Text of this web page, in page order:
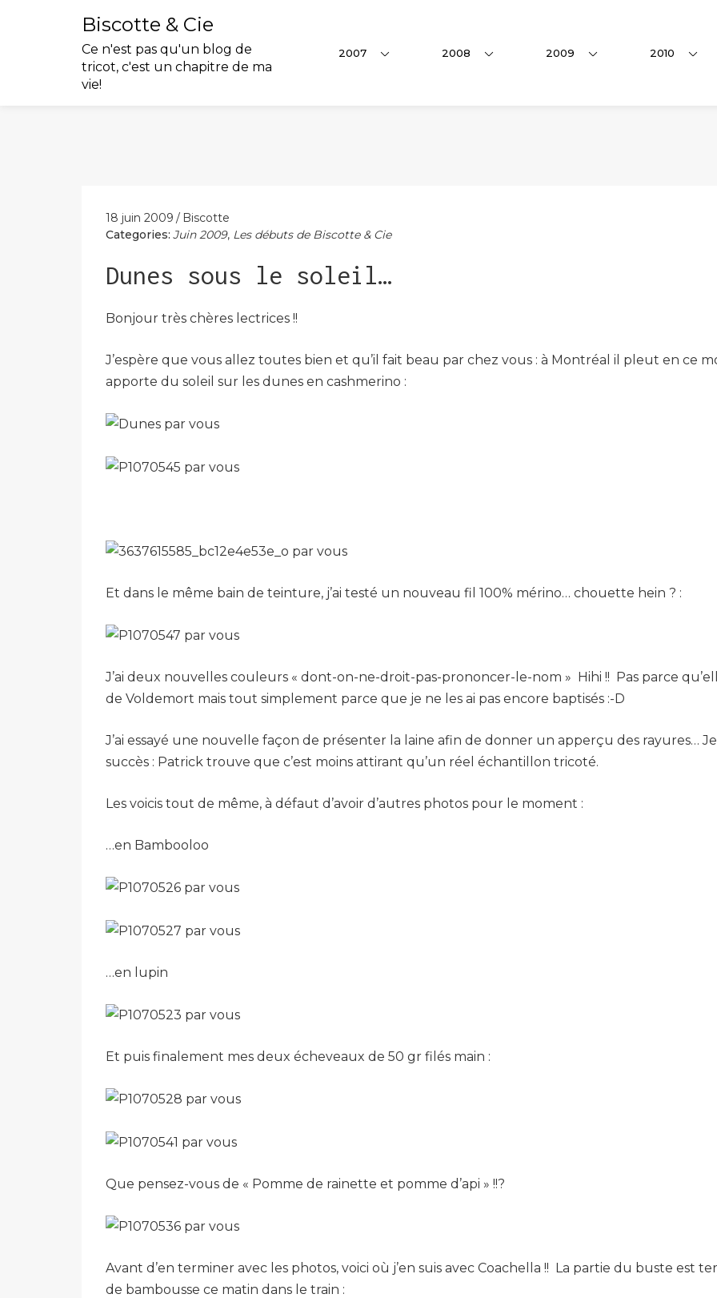
Biscotte & Cie
Ce n'est pas qu'un blog de
tricot, c'est un chapitre de ma
vie!
2007 2008 2009 2010
18 juin 2009
Biscotte
Categories: Juin 2009, Les débuts de Biscotte & Cie
Dunes sous le soleil…
Bonjour très chères lectrices !!
J’espère que vous allez toutes bien et qu’il fait beau par chez vous : à Montréal il pleut en ce
apporte du soleil sur les dunes en cashmerino :
Et dans le même bain de teinture, j’ai testé un nouveau fil 100% mérino… chouette hein ? :
J’ai deux nouvelles couleurs « dont-on-ne-droit-pas-prononcer-le-nom » Hihi !! Pas parce
de Voldemort mais tout simplement parce que je ne les ai pas encore baptisés :-D
J’ai essayé une nouvelle façon de présenter la laine afin de donner un apperçu des rayures…
succès : Patrick trouve que c’est moins attirant qu’un réel échantillon tricoté.
Les voicis tout de même, à défaut d’avoir d’autres photos pour le moment :
…en Bambooloo
…en lupin
Et puis finalement mes deux écheveaux de 50 gr filés main :
Que pensez-vous de « Pomme de rainette et pomme d’api » !!?
Avant d’en terminer avec les photos, voici où j’en suis avec Coachella !! La partie du buste est
de bambousse ce matin dans le train :